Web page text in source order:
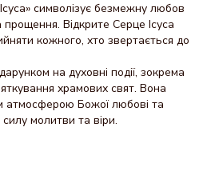
символізує безмежну любов
Відкрите Серце Ісуса
кожного, хто звертається до
на духовні події, зокрема
храмових свят. Вона
атмосферою Божої любові та
молитви та віри.